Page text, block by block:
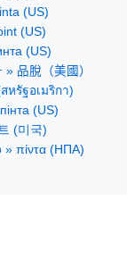
(US)
(US)
(US)
» 品脫（美國）
หรัฐอเมริกา)
(US)
(미국)
» πίντα (ΗΠΑ)